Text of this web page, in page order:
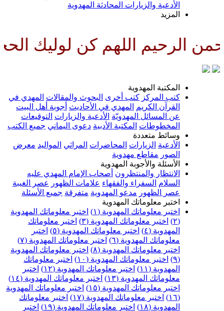
الأدعية والزيارات المحادثة المهدوية
المزيد
الرحيم اللهم كن لوليك
المكتبة المهدوية
كتب المركز كتب أخرى البحوث والمقالات المهدي في
القرآن الكريم
المهدي في الأحاديث أجوبة أهل البيت
عن المسائل المهدويّة الأدعية والزيارات التوقيعات
المخطوطات المكتبة الأدبية دعوى اليماني جميع الكتب
وسائط متعددة
الأدعية الزيارات المحاضرات المراثي المواليد معرض
الصور مقاطع مهدوية
الأسئلة والأجوبة المهدوية
الانتظار والمنتظرون أصحاب الإمام المهدي عليه
السلام السفراء والفقهاء علامات الظهور
عصر الغيبة
عصر الظهور مدعو المهدوية متفرقة جميع الأسئلة
اختبر معلوماتك المهدوية
اختبر معلوماتك المهدوية (١)
اختبر معلوماتك المهدوية
(٢)
اختبر معلوماتك المهدوية (٣)
اختبر معلوماتك
المهدوية (٤)
اختبر معلوماتك المهدوية (٥)
اختبر
معلوماتك المهدوية (٦)
اختبر معلوماتك المهدوية (٧)
اختبر معلوماتك المهدوية (٨)
اختبر معلوماتك المهدوية
(٩)
اختبر معلوماتك المهدوية (١٠)
اختبر معلوماتك
المهدوية (١١)
اختبر معلوماتك المهدوية (١٢)
اختبر
معلوماتك المهدوية (١٣)
اختبر معلوماتك المهدوية (١٤)
اختبر معلوماتك المهدوية (١٥)
اختبر معلوماتك المهدوية
(١٦)
اختبر معلوماتك المهدوية (١٧)
اختبر معلوماتك
المهدوية (١٨)
اختبر معلوماتك المهدوية (١٩) اختبر